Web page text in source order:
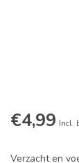
€4,99 Incl.
Verzacht en